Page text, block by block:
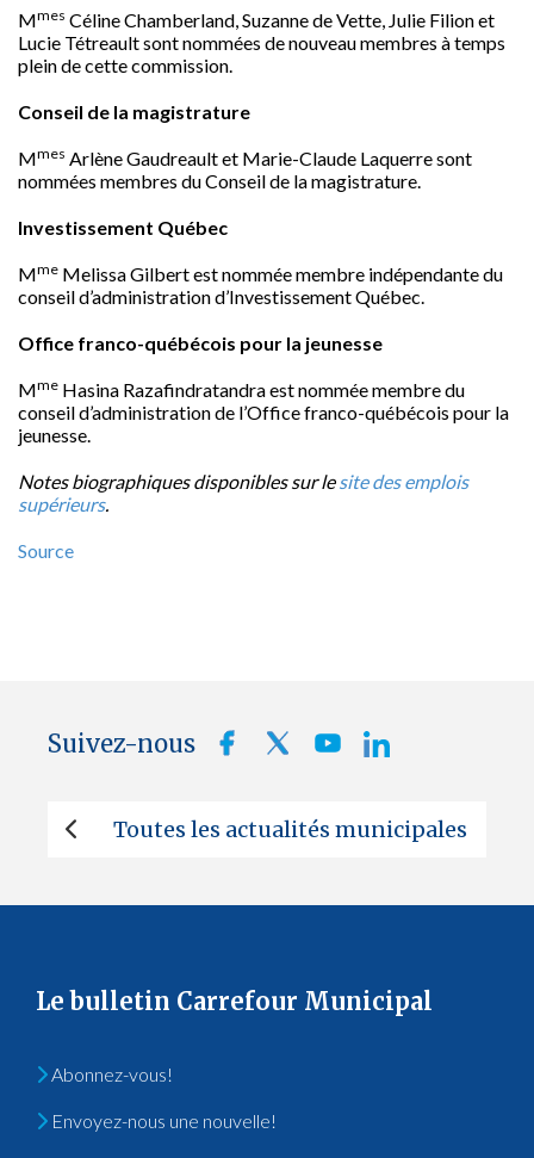
Mmes Céline Chamberland,Suzanne de Vette, Julie Filionet
Lucie Tétreault sont nommées de nouveau membres à temps
plein de cette commission.
Conseil de la magistrature
Mmes Arlène Gaudreault et Marie-Claude Laquerresont
nommées membres duConseil de lamagistrature.
Investissement Québec
Mme Melissa Gilbertest nommée membre indépendante du
conseil d’administration d’Investissement Québec.
Office franco-québécois pour la jeunesse
Mme Hasina Razafindratandra est nommée membre du
conseil d’administration de l’Office franco-québécois pour la
jeunesse.
Notes biographiques disponibles sur lesite des emplois
supérieurs.
Source
Suivez-nous
Toutes les actualités municipales
Le bulletin Carrefour Municipal
Abonnez-vous!
Envoyez-nous une nouvelle!